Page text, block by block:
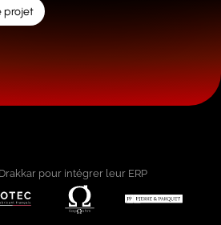
projet
pour intégrer leur ERP